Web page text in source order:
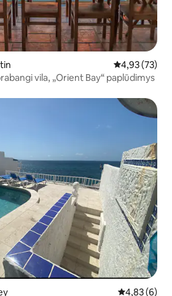
Vidutinis
4,93 (73)
vila, „Orient Bay“ paplūdimys
Vidutinis
4,83 (6)